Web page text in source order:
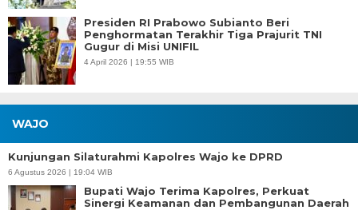
Presiden RI Prabowo Subianto Beri
Penghormatan Terakhir Tiga Prajurit TNI
Gugur di Misi UNIFIL
4 April 2026 | 19:55 WIB
WAJO
Kunjungan Silaturahmi Kapolres Wajo ke DPRD
6 Agustus 2026 | 19:04 WIB
Bupati Wajo Terima Kapolres, Perkuat
Sinergi Keamanan dan Pembangunan Daerah